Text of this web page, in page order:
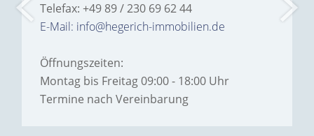
Telefax: +49 89 / 230 69 62 44
E-Mail: info@hegerich-immobilien.de
Öffnungszeiten:
Montag bis Freitag 09:00 - 18:00 Uhr
Termine nach Vereinbarung